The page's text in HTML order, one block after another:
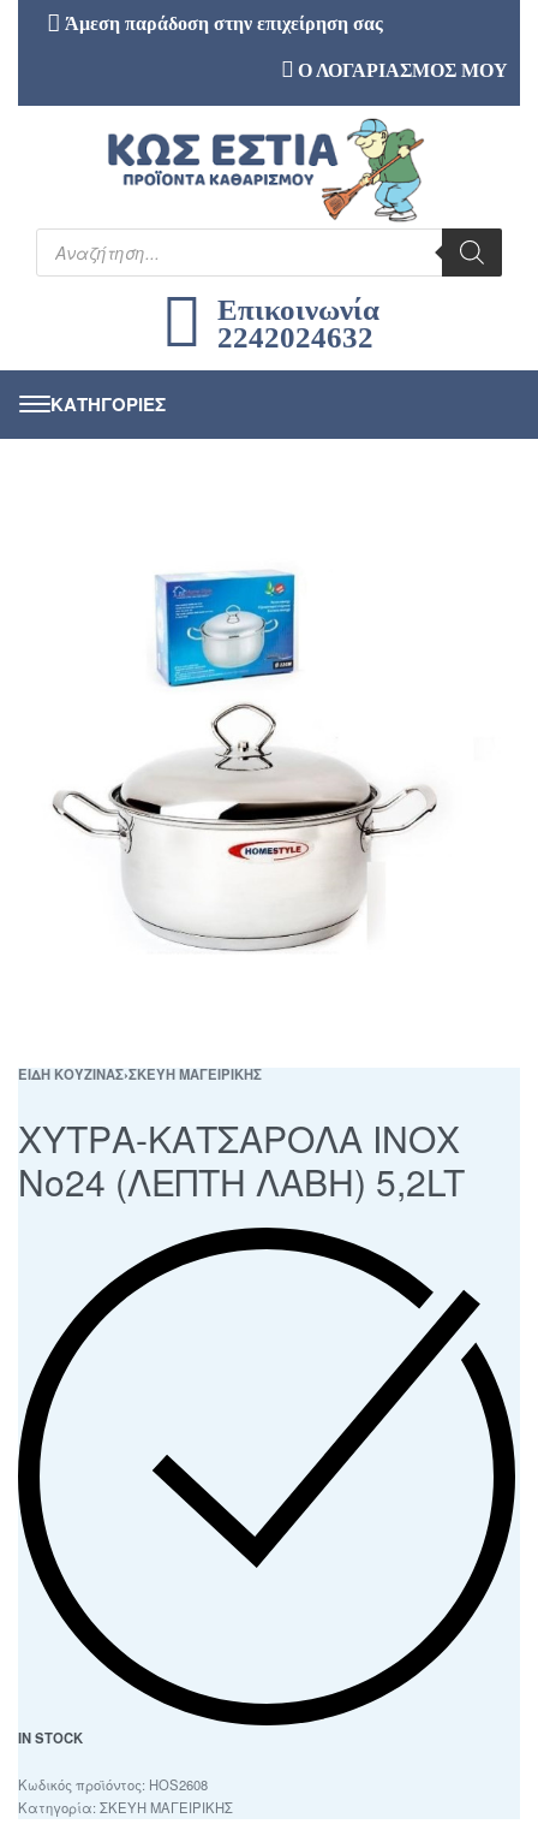
Άμεση παράδοση στην επιχείρηση σας
Ο ΛΟΓΑΡΙΑΣΜΟΣ ΜΟΥ
Επικοινωνία
2242024632
ΕΙΔΗ ΚΟΥΖΙΝΑΣ›ΣΚΕΥΗ ΜΑΓΕΙΡΙΚΗΣ
ΧΥΤΡΑ-ΚΑΤΣΑΡΟΛΑ ΙΝΟΧ
Νο24 (ΛΕΠΤΗ ΛΑΒΗ) 5,2LT
IN STOCK
HOS2608
Κατηγορία: ΣΚΕΥΗ ΜΑΓΕΙΡΙΚΗΣ